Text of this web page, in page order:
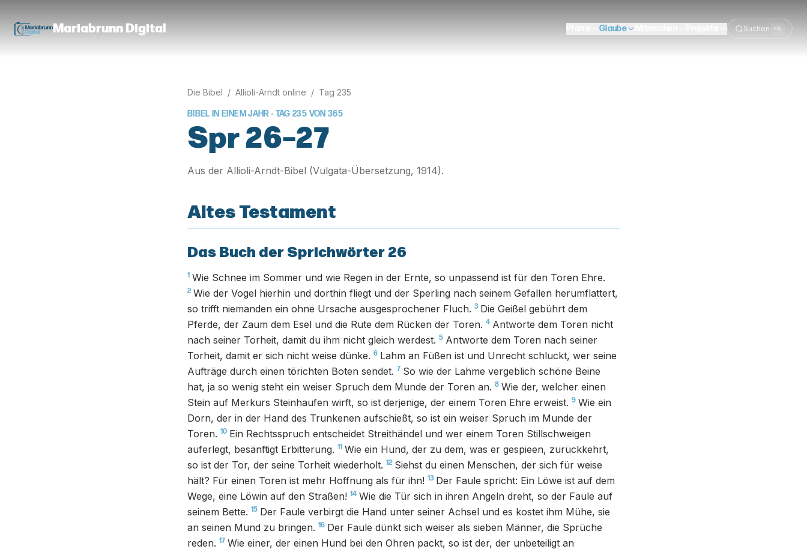
Mariabrunn Digital Glaube Suchen ⌘K
Die Bibel / Allioli-Arndt online / Tag 235
BIBEL IN EINEM JAHR · TAG235 VON 365
Spr 26–27
Aus der Allioli-Arndt-Bibel (Vulgata-Übersetzung, 1914).
Altes Testament
Das Buch der Sprichwörter 26
1 Wie Schnee im Sommer und wie Regen in der Ernte, so unpassend ist für den Toren Ehre.
2 Wie der Vogel hierhin und dorthin fliegt und der Sperling nach seinem Gefallen herumflattert,
so trifft niemanden ein ohne Ursache ausgesprochener Fluch. 3 Die Geißel gebührt dem
Pferde, der Zaum dem Esel und die Rute dem Rücken der Toren. 4 Antworte dem Toren nicht
nach seiner Torheit, damit du ihm nicht gleich werdest. 5 Antworte dem Toren nach seiner
Torheit, damit er sich nicht weise dünke. 6 Lahm an Füßen ist und Unrecht schluckt, wer seine
Aufträge durch einen törichten Boten sendet. 7 So wie der Lahme vergeblich schöne Beine
hat, ja so wenig steht ein weiser Spruch dem Munde der Toren an. 8 Wie der, welcher einen
Stein auf Merkurs Steinhaufen wirft, so ist derjenige, der einem Toren Ehre erweist. 9 Wie ein
Dorn, der in der Hand des Trunkenen aufschießt, so ist ein weiser Spruch im Munde der
Toren. 10 Ein Rechtsspruch entscheidet Streithändel und wer einem Toren Stillschweigen
auferlegt, besänftigt Erbitterung. 11 Wie ein Hund, der zu dem, was er gespieen, zurückkehrt,
so ist der Tor, der seine Torheit wiederholt. 12 Siehst du einen Menschen, der sich für weise
hält? Für einen Toren ist mehr Hoffnung als für ihn! 13 Der Faule spricht: Ein Löwe ist auf dem
Wege, eine Löwin auf den Straßen! 14 Wie die Tür sich in ihren Angeln dreht, so der Faule auf
seinem Bette. 15 Der Faule verbirgt die Hand unter seiner Achsel und es kostet ihm Mühe, sie
an seinen Mund zu bringen. 16 Der Faule dünkt sich weiser als sieben Männer, die Sprüche
reden. 17 Wie einer, der einen Hund bei den Ohren packt, so ist der, der unbeteiligt an